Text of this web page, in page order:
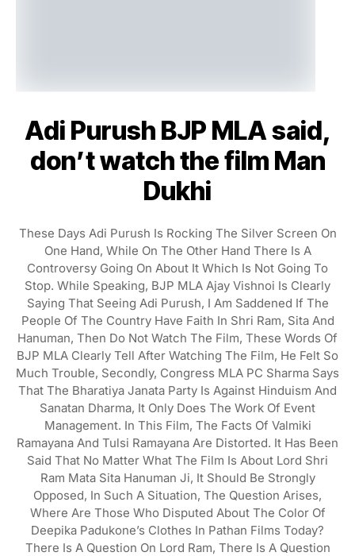
Adi Purush BJP MLA said,
don’t watch the film Man
Dukhi
These Days Adi Purush Is Rocking The Silver Screen On
One Hand, While On The Other Hand There Is A
Controversy Going On About It Which Is Not Going To
Stop. While Speaking, BJP MLA Ajay Vishnoi Is Clearly
Saying That Seeing Adi Purush, I Am Saddened If The
People Of The Country Have Faith In Shri Ram, Sita And
Hanuman, Then Do Not Watch The Film, These Words Of
BJP MLA Clearly Tell After Watching The Film, He Felt So
Much Trouble, Secondly, Congress MLA PC Sharma Says
That The Bharatiya Janata Party Is Against Hinduism And
Sanatan Dharma, It Only Does The Work Of Event
Management. In This Film, The Facts Of Valmiki
Ramayana And Tulsi Ramayana Are Distorted. It Has Been
Said That No Matter What The Film Is About Lord Shri
Ram Mata Sita Hanuman Ji, It Should Be Strongly
Opposed, In Such A Situation, The Question Arises,
Where Are Those Who Disputed About The Color Of
Deepika Padukone’s Clothes In Pathan Films Today?
There Is A Question On Lord Ram, There Is A Question